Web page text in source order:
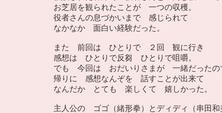
お芝居を観られたことが 一つの収穫。
役者さんの息づかいまで 感じられて
なかなか 面白い経験だった。
また 前回は ひとりで ２回 観に行き
感想は ひとりで反芻 ひとりで咀嚼。
でも 今回は おだいりさまが 一緒だったの
帰りに 感想なんぞを 話すことが出来て
なんだか とても 楽しくて 嬉しかった。
主人公の ゴゴ（緒形拳）とディディ（串田和